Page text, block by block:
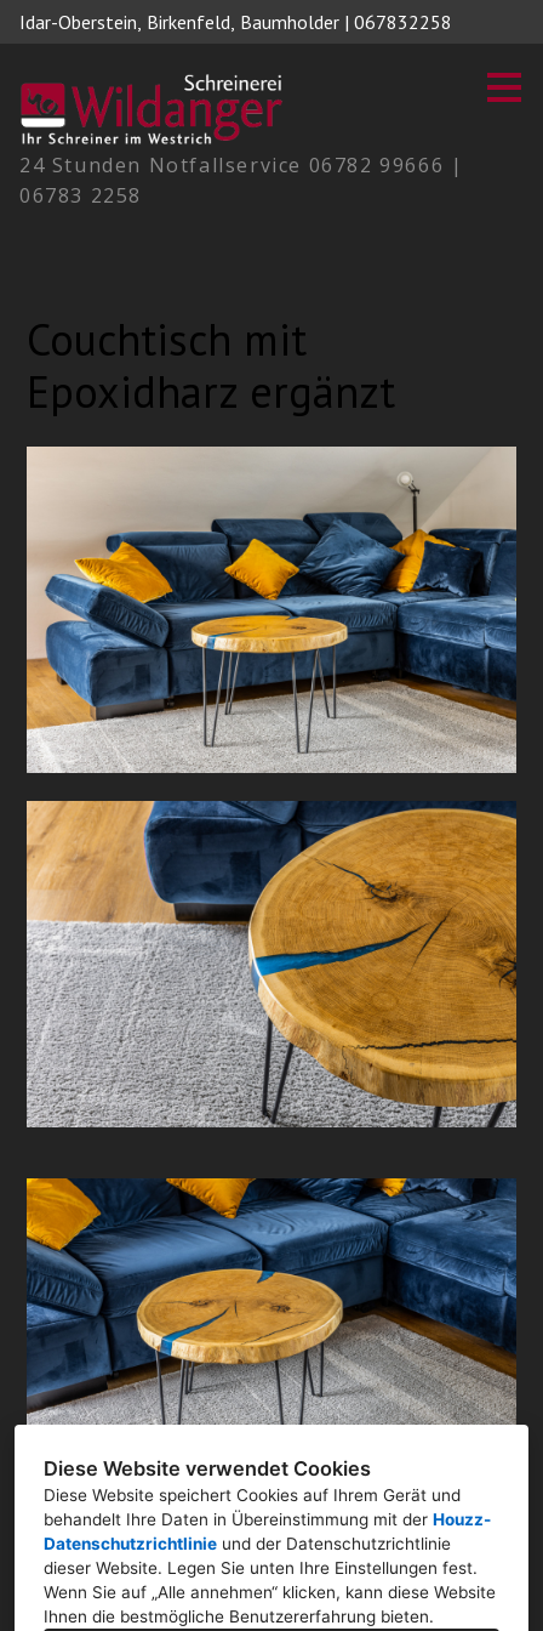
Diese Website verwendet Cookies
Diese Website speichert Cookies auf Ihrem Gerät und
behandelt Ihre Daten in Übereinstimmung mit der Houzz-
Datenschutzrichtlinie und der Datenschutzrichtlinie
dieser Website. Legen Sie unten Ihre Einstellungen fest.
Wenn Sie auf „Alle annehmen“ klicken, kann diese Website
Ihnen die bestmögliche Benutzererfahrung bieten.
Zu
Idar-Oberstein, Birkenfeld, Baumholder | 067832258
24 Stunden Notfallservice 06782 99666 |
06783 2258
Home
Unternehmen
Leistungen
Projekte
Kundenerfahrungen
Kontakt
Couchtisch mit
Epoxidharz ergänzt